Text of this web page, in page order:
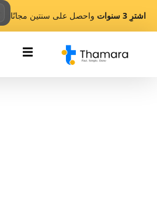
اشترِ 3 سنوات واحصل على سنتين مجانًا